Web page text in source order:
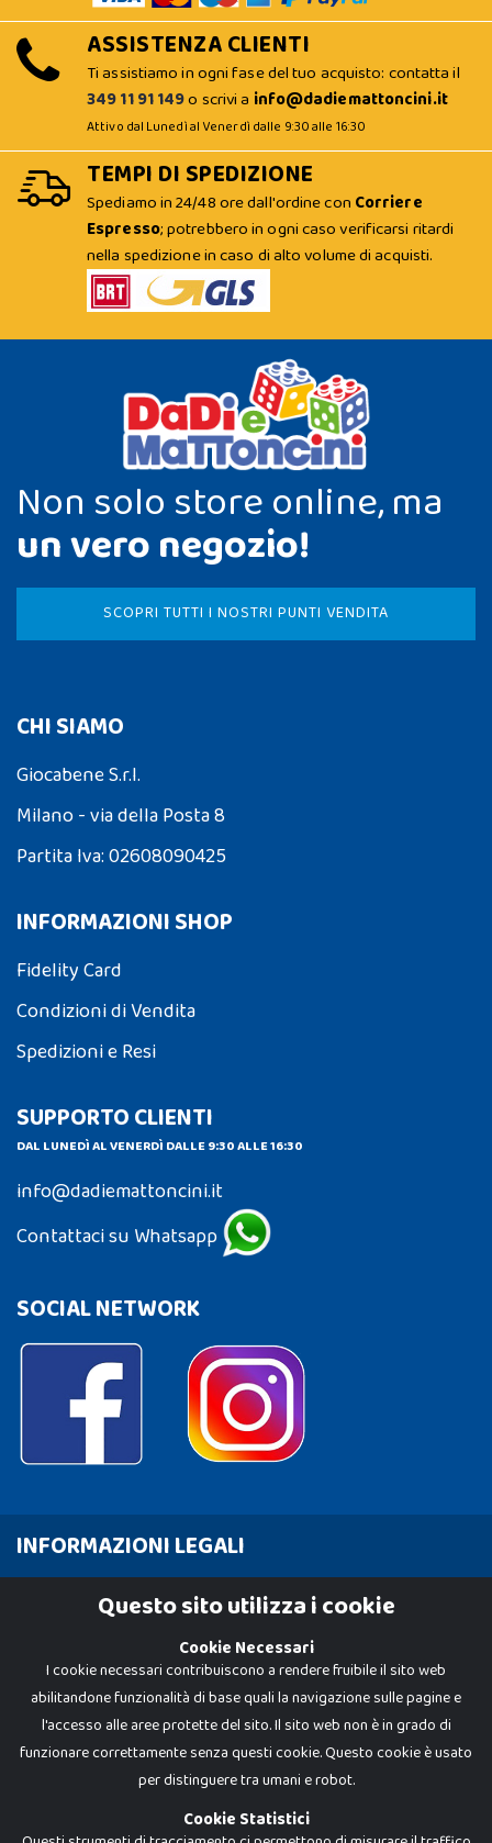
ASSISTENZA CLIENTI
Ti assistiamo in ogni fase del tuo acquisto: contatta il
349 11 91 149o scrivi a info@dadiemattoncini.it
Attivo dal Lunedì al Venerdì dalle 9:30 alle 16:30
TEMPI DI SPEDIZIONE
Spediamo in 24/48 ore dall'ordine con Corriere
Espresso; potrebbero in ogni caso verificarsi ritardi
nella spedizione in caso di alto volume di acquisti.
Non solo store online, ma
un vero negozio!
SCOPRI TUTTI I NOSTRI PUNTI VENDITA
CHI SIAMO
Giocabene S.r.l.
Milano - via della Posta 8
Partita Iva: 02608090425
INFORMAZIONI SHOP
Fidelity Card
Condizioni di Vendita
Spedizioni e Resi
SUPPORTO CLIENTI
DAL LUNEDÌ AL VENERDÌ DALLE 9:30 ALLE 16:30
info@dadiemattoncini.it
Contattaci su Whatsapp
SOCIAL NETWORK
INFORMAZIONI LEGALI
Cookie PolicyQuesto sito utilizza i cookie
Cookie Necessari
I cookie necessari contribuiscono a rendere fruibile il sito web
abilitandone funzionalità di base quali la navigazione sulle pagine e
l'accesso alle aree protette del sito. Il sito web non è in grado di
funzionare correttamente senza questi cookie. Questo cookie è usato
per distinguere tra umani e robot.
Cookie Statistici